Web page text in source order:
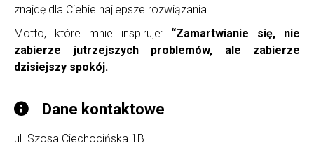
znajdę dla Ciebie najlepsze rozwiązania.
Motto, które mnie inspiruje: “Zamartwianie się, nie
zabierze jutrzejszych problemów, ale zabierze
dzisiejszy spokój.
Dane kontaktowe
ul. Szosa Ciechocińska 1B